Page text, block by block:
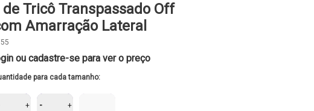
de Tricô Transpassado Off
Amarração Lateral
ou cadastre-se para ver o preço
para cada tamanho:
+ - +